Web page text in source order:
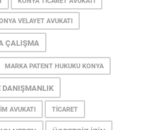
VELAYET AVUKATI
ÇALIŞMA
MARKA PATENT HUKUKU KONYA
DANIŞMANLIK
AVUKATI TICARET